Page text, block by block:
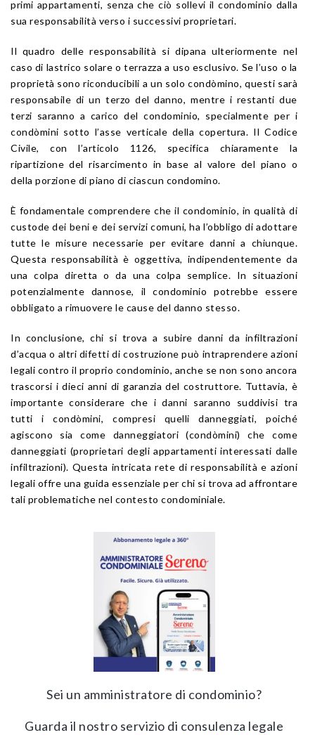
primi appartamenti, senza che ciò sollevi il condominio dalla
sua responsabilità verso i successivi proprietari.
Il quadro delle responsabilità si dipana ulteriormente nel
caso di lastrico solare o terrazza a uso esclusivo. Se l’uso o la
proprietà sono riconducibili a un solo condòmino, questi sarà
responsabile di un terzo del danno, mentre i restanti due
terzi saranno a carico del condominio, specialmente per i
condòmini sotto l’asse verticale della copertura. Il Codice
Civile, con l’articolo 1126, specifica chiaramente la
ripartizione del risarcimento in base al valore del piano o
della porzione di piano di ciascun condomino.
È fondamentale comprendere che il condominio, in qualità di
custode dei beni e dei servizi comuni, ha l’obbligo di adottare
tutte le misure necessarie per evitare danni a chiunque.
Questa responsabilità è oggettiva, indipendentemente da
una colpa diretta o da una colpa semplice. In situazioni
potenzialmente dannose, il condominio potrebbe essere
obbligato a rimuovere le cause del danno stesso.
In conclusione, chi si trova a subire danni da infiltrazioni
d’acqua o altri difetti di costruzione può intraprendere azioni
legali contro il proprio condominio, anche se non sono ancora
trascorsi i dieci anni di garanzia del costruttore. Tuttavia, è
importante considerare che i danni saranno suddivisi tra
tutti i condòmini, compresi quelli danneggiati, poiché
agiscono sia come danneggiatori (condòmini) che come
danneggiati (proprietari degli appartamenti interessati dalle
infiltrazioni). Questa intricata rete di responsabilità e azioni
legali offre una guida essenziale per chi si trova ad affrontare
tali problematiche nel contesto condominiale.
Sei un amministratore di condominio?
Guarda il nostro servizio di consulenza legale